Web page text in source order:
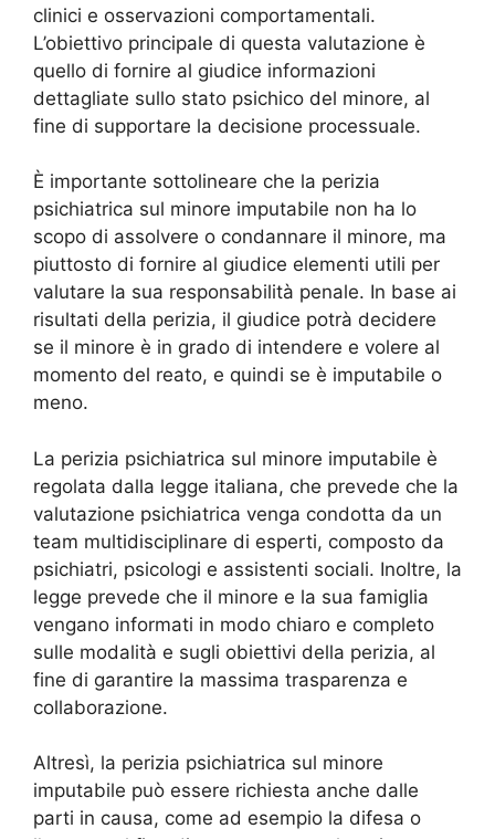
clinici e osservazioni comportamentali.
L’obiettivo principale di questa valutazione è
quello di fornire al giudice informazioni
dettagliate sullo stato psichico del minore, al
fine di supportare la decisione processuale.
È importante sottolineare che la perizia
psichiatrica sul minore imputabile non ha lo
scopo di assolvere o condannare il minore, ma
piuttosto di fornire al giudice elementi utili per
valutare la sua responsabilità penale. In base ai
risultati della perizia, il giudice potrà decidere
se il minore è in grado di intendere e volere al
momento del reato, e quindi se è imputabile o
meno.
La perizia psichiatrica sul minore imputabile è
regolata dalla legge italiana, che prevede che la
valutazione psichiatrica venga condotta da un
team multidisciplinare di esperti, composto da
psichiatri, psicologi e assistenti sociali. Inoltre, la
legge prevede che il minore e la sua famiglia
vengano informati in modo chiaro e completo
sulle modalità e sugli obiettivi della perizia, al
fine di garantire la massima trasparenza e
collaborazione.
Altresì, la perizia psichiatrica sul minore
imputabile può essere richiesta anche dalle
parti in causa, come ad esempio la difesa o